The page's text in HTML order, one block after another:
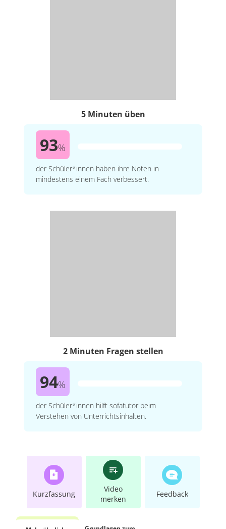
5 Minuten üben
93%
der Schüler*innen haben ihre Noten in
mindestens einem Fach verbessert.
2 Minuten Fragen stellen
94%
der Schüler*innen hilft sofatutor beim
Verstehen von Unterrichtsinhalten.
Kurzfassung
Video
merken
Feedback